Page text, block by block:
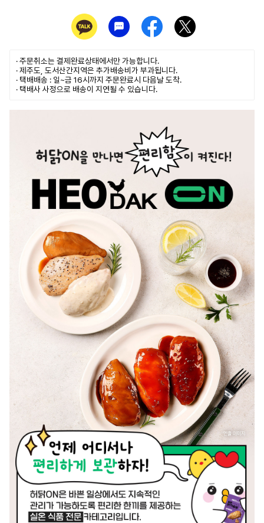
· 주문취소는 결제완료상태에서만 가능합니다.
· 제주도, 도서산간지역은 추가배송비가 부과됩니다.
· 택배배송 : 일~금 16시까지 주문완료시 다음날 도착.
· 택배사 사정으로 배송이 지연될 수 있습니다.